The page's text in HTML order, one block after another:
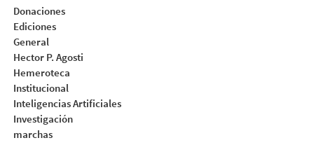
Donaciones
Ediciones
General
Hector P. Agosti
Hemeroteca
Institucional
Inteligencias Artificiales
Investigación
marchas